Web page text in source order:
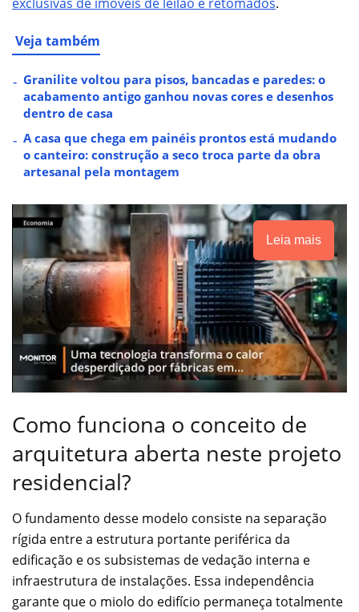
Veja também
Granilite voltou para pisos, bancadas e paredes: o
acabamento antigo ganhou novas cores e desenhos
dentro de casa
A casa que chega em painéis prontos está mudando
o canteiro: construção a seco troca parte da obra
artesanal pela montagem
Leia mais
Como funciona o conceito de
arquitetura aberta neste projeto
residencial?
O fundamento desse modelo consiste na separação
rígida entre a estrutura portante periférica da
edificação e os subsistemas de vedação interna e
infraestrutura de instalações. Essa independência
garante que o miolo do edifício permaneça totalmente